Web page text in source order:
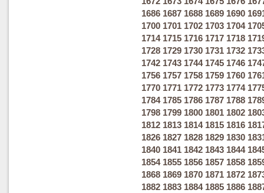
1686 1687 1688 1689 1690
1700 1701 1702 1703 1704
1714 1715 1716 1717 1718
1728 1729 1730 1731 1732
1742 1743 1744 1745 1746
1756 1757 1758 1759 1760
1770 1771 1772 1773 1774
1784 1785 1786 1787 1788
1798 1799 1800 1801 1802
1812 1813 1814 1815 1816
1826 1827 1828 1829 1830
1840 1841 1842 1843 1844
1854 1855 1856 1857 1858
1868 1869 1870 1871 1872
1882 1883 1884 1885 1886